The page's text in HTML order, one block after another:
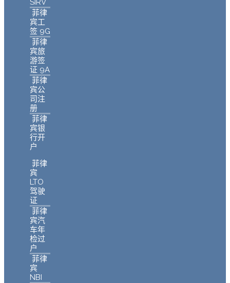
SIRV
菲律
宾工
签 9G
菲律
宾旅
游签
证 9A
菲律
宾公
司注
册
菲律
宾银
行开
户
菲律
宾
LTO
驾驶
证
菲律
宾汽
车年
检过
户
菲律
宾
NBI